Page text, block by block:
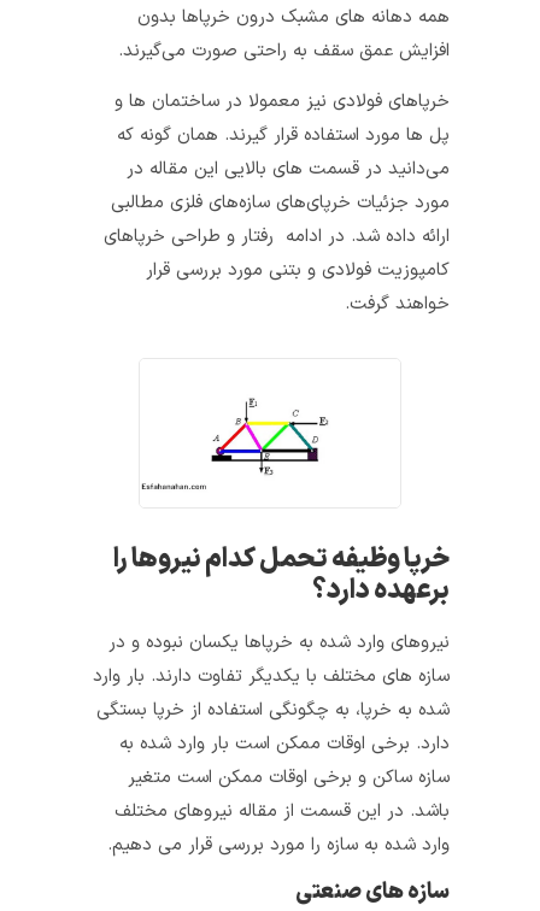
همه‌ دهانه ‌های مشبک درون خرپا‌ها بدون
افزایش عمق سقف به راحتی صورت می‌گیرند.
خرپاهای فولادی نیز معمولا در ساختمان ‌ها و
پل ‌ها مورد استفاده قرار گیرند. همان گونه که
می‌دانید در قسمت‌ های بالایی این مقاله در
مورد جزئیات خرپای‌های سازه‌های فلزی مطالبی
ارائه داده شد. در ادامه رفتار و طراحی خرپا‌های
کامپوزیت فولادی و بتنی مورد بررسی قرار
خواهند گرفت.
خرپا وظیفه تحمل کدام نیروها را
برعهده دارد؟
نیروهای وارد شده به خرپا‌ها یکسان نبوده و در
سازه های مختلف با یکدیگر تفاوت دارند. بار وارد
شده به خرپا، به چگونگی استفاده از خرپا بستگی
دارد. برخی اوقات ممکن است بار وارد شده به
سازه ساکن و برخی اوقات ممکن است متغیر
باشد. در این قسمت از مقاله نیروهای مختلف
وارد شده به سازه را مورد بررسی قرار می‌ دهیم.
سازه های صنعتی